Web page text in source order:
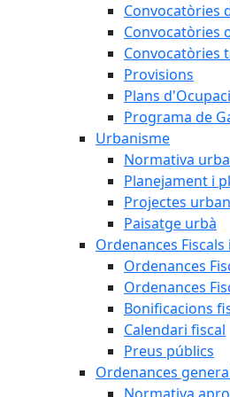
Convocatòries
Convocatòries
Convocatòries
Provisions
Plans
Programa de
Urbanisme
Normativa
Planejament i
Projectes
Paisatge urbà
Ordenances
Ordenances
Ordenances
Bonificacions
Calendari fiscal
Preus públics
Ordenances